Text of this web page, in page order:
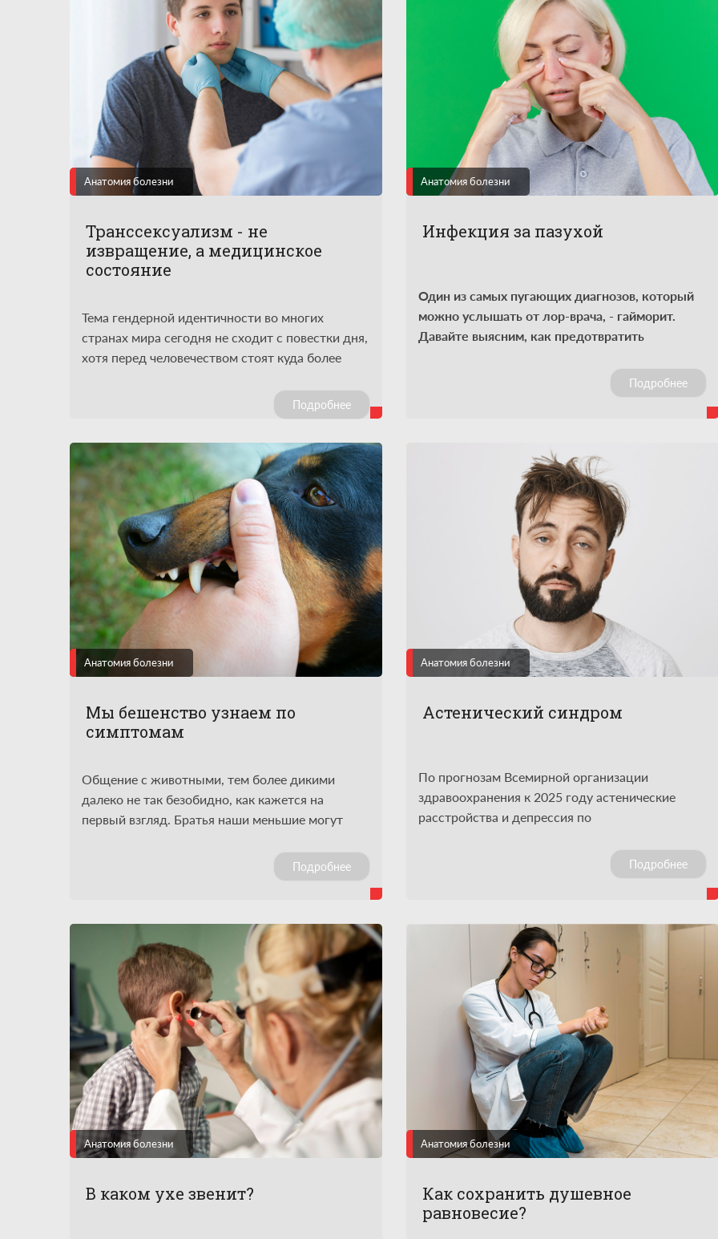
Анатомия болезни
Транссексуализм - не
извращение, а медицинское
состояние
Тема гендерной идентичности во многих
странах мира сегодня не сходит с повестки дня,
хотя перед человечеством стоят куда более
полов, и они выдумали уже более 100 гендеров.
Например, на Западе среди небинарных
мужчинам и женщинам, а к кошкам и собакам.
Интересно, что бы на это сказал профессор
Преображенский?
Подробнее
Анатомия болезни
Мы бешенство узнаем по
симптомам
Общение с животными, тем более дикими
далеко не так безобидно, как кажется на
первый взгляд. Братья наши меньшие могут
инфекции – бешенства. Особенно подвержены
Подробнее
Анатомия болезни
В каком ухе звенит?
Анатомия болезни
Инфекция за пазухой
Один из самых пугающих диагнозов, который
можно услышать от лор-врача, - гайморит.
Давайте выясним, как предотвратить
без особо неприятных последствий.Подробнее
Анатомия болезни
Астенический синдром
По прогнозам Всемирной организации
здравоохранения к 2025 году астенические
расстройства и депрессия по
после сердечно-сосудистых заболеваний.
Подробнее
Анатомия болезни
Как сохранить душевное
равновесие?